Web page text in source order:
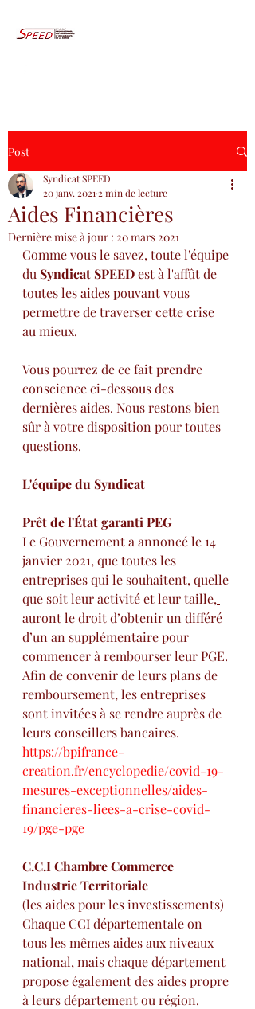
Post
Aides Financières
Syndicat SPEED
20 janv. 2021 2 min de lecture
Dernière mise à jour : 20 mars 2021
Comme vous le savez, toute l'équipe
du Syndicat SPEED est à l'affût de
toutes les aides pouvant vous
permettre de traverser cette crise
au mieux.
Vous pourrez de ce fait prendre
conscience ci-dessous des
dernières aides. Nous restons bien
sûr à votre disposition pour toutes
questions.
L'équipe du Syndicat
Prêt de l'État garanti PEG
Le Gouvernement a annoncé le 14
janvier 2021, que toutes les
entreprises qui le souhaitent, quelle
que soit leur activité et leur taille,
auront le droit d’obtenir un différé
d’un an supplémentaire pour
commencer à rembourser leur PGE.
Afin de convenir de leurs plans de
remboursement, les entreprises
sont invitées à se rendre auprès de
leurs conseillers bancaires.
https://bpifrance-
creation.fr/encyclopedie/covid-19-
mesures-exceptionnelles/aides-
financieres-liees-a-crise-covid-
19/pge-pge
C.C.I Chambre Commerce
Industrie Territoriale
(les aides pour les investissements)
Chaque CCI départementale on
tous les mêmes aides aux niveaux
national, mais chaque département
propose également des aides propre
à leurs département ou région.